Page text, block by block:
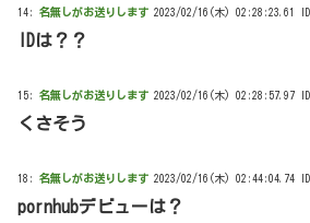
14: 名無しがお送りします 2023/02/16(木) 02:28:23.61
IDは？？
15: 名無しがお送りします 2023/02/16(木) 02:28:57.97
くさそう
18: 名無しがお送りします 2023/02/16(木) 02:44:04.74
pornhubデビューは？